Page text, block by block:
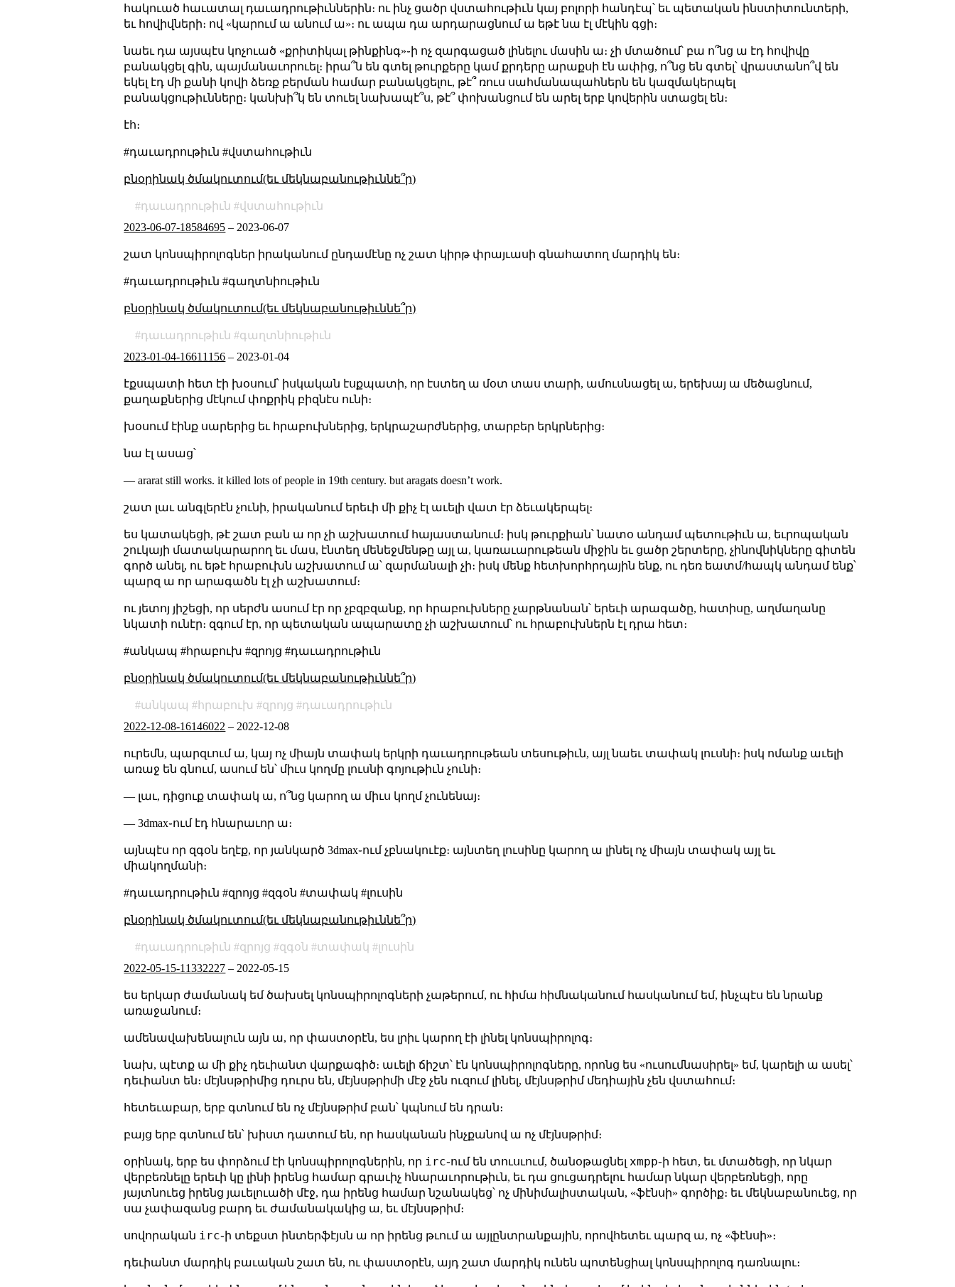
հակուած հաւատալ դաւադրութիւններին։ ու ինչ ցածր վստահութիւն կայ բոլորի հանդէպ՝ եւ պետական ինստիտունտերի,
եւ հովիվների։ ով «կարում ա անում ա»։ ու ապա դա արդարացնում ա եթէ նա էլ մէկին գցի։
նաեւ դա այսպէս կոչուած «քրիտիկալ թինքինգ»֊ի ոչ զարգացած լինելու մասին ա։ չի մտածում՝ բա ո՞նց ա էդ հովիվը
բանակցել գին, պայմանաւորուել։ իրա՞ն են գտել թուրքերը կամ քրդերը արաքսի էն ափից, ո՞նց են գտել՝ վրաստանո՞վ են
եկել էդ մի քանի կովի ձեռք բերման համար բանակցելու, թէ՞ ռուս սահմանապահներն են կազմակերպել
բանակցութիւնները։ կանխի՞կ են տուել նախապէ՞ս, թէ՞ փոխանցում են արել երբ կովերին ստացել են։
էհ։
#դաւադրութիւն #վստահութիւն
բնօրինակ ծմակուտում(եւ մեկնաբանութիւննե՞ր)
դաւադրութիւն
վստահութիւն
2023-06-07-18584695 – 2023-06-07
շատ կոնսպիրոլոգներ իրականում ընդամէնը ոչ շատ կիրթ փրայւասի գնահատող մարդիկ են։
#դաւադրութիւն #գաղտնիութիւն
բնօրինակ ծմակուտում(եւ մեկնաբանութիւննե՞ր)
դաւադրութիւն
գաղտնիութիւն
2023-01-04-16611156 – 2023-01-04
էքսպատի հետ էի խօսում՝ իսկական էսքպատի, որ էստեղ ա մօտ տաս տարի, ամուսնացել ա, երեխայ ա մեծացնում,
քաղաքներից մէկում փոքրիկ բիզնէս ունի։
խօսում էինք սարերից եւ հրաբուխներից, երկրաշարժներից, տարբեր երկրներից։
նա էլ ասաց՝
— ararat still works. it killed lots of people in 19th century. but aragats doesn’t work.
շատ լաւ անգլերէն չունի, իրականում երեւի մի քիչ էլ աւելի վատ էր ձեւակերպել։
ես կատակեցի, թէ շատ բան ա որ չի աշխատում հայաստանում։ իսկ թուրքիան՝ նատօ անդամ պետութիւն ա, եւրոպական
շուկայի մատակարարող եւ մաս, էնտեղ մենեջմենթը այլ ա, կառաւարութեան միջին եւ ցածր շերտերը, չինովնիկները գիտեն
գործ անել, ու եթէ հրաբուխն աշխատում ա՝ զարմանալի չի։ իսկ մենք հետխորհրդային ենք, ու դեռ եատմ/հապկ անդամ ենք՝
պարզ ա որ արագածն էլ չի աշխատում։
ու յետոյ յիշեցի, որ սերժն ասում էր որ չբզբզանք, որ հրաբուխները չարթնանան՝ երեւի արագածը, հատիսը, աղմաղանը
նկատի ունէր։ զգում էր, որ պետական ապարատը չի աշխատում՝ ու հրաբուխներն էլ դրա հետ։
#անկապ #հրաբուխ #զրոյց #դաւադրութիւն
բնօրինակ ծմակուտում(եւ մեկնաբանութիւննե՞ր)
անկապ հրաբուխ զրոյց
դաւադրութիւն
2022-12-08-16146022 – 2022-12-08
ուրեմն, պարզւում ա, կայ ոչ միայն տափակ երկրի դաւադրութեան տեսութիւն, այլ նաեւ տափակ լուսնի։ իսկ ոմանք աւելի
առաջ են գնում, ասում են՝ միւս կողմը լուսնի գոյութիւն չունի։
— լաւ, դիցուք տափակ ա, ո՞նց կարող ա միւս կողմ չունենայ։
— 3dmax֊ում էդ հնարաւոր ա։
այնպէս որ զգօն եղէք, որ յանկարծ 3dmax֊ում չբնակուէք։ այնտեղ լուսինը կարող ա լինել ոչ միայն տափակ այլ եւ
միակողմանի։
#դաւադրութիւն #զրոյց #զգօն #տափակ #լուսին
բնօրինակ ծմակուտում(եւ մեկնաբանութիւննե՞ր)
դաւադրութիւն զրոյց զգօն տափակ
լուսին
2022-05-15-11332227 – 2022-05-15
ես երկար ժամանակ եմ ծախսել կոնսպիրոլոգների չաթերում, ու հիմա հիմնականում հասկանում եմ, ինչպէս են նրանք
առաջանում։
ամենավախենալուն այն ա, որ փաստօրէն, ես լրիւ կարող էի լինել կոնսպիրոլոգ։
նախ, պէտք ա մի քիչ դեւիանտ վարքագիծ։ աւելի ճիշտ՝ էն կոնսպիրոլոգները, որոնց ես «ուսումնասիրել» եմ, կարելի ա ասել՝
դեւիանտ են։ մէյնսթրիմից դուրս են, մէյնսթրիմի մէջ չեն ուզում լինել, մէյնսթրիմ մեդիային չեն վստահում։
հետեւաբար, երբ գտնում են ոչ մէյնսթրիմ բան՝ կպնում են դրան։
բայց երբ գտնում են՝ խիստ դատում են, որ հասկանան ինչքանով ա ոչ մէյնսթրիմ։
օրինակ, երբ ես փորձում էի կոնսպիրոլոգներին, որ irc֊ում են տուսւում, ծանօթացնել xmpp֊ի հետ, եւ մտածեցի, որ նկար
վերբեռնելը երեւի կը լինի իրենց համար գրաւիչ հնարաւորութիւն, եւ դա ցուցադրելու համար նկար վերբեռնեցի, որը
յայտնուեց իրենց յաւելուածի մէջ, դա իրենց համար նշանակեց՝ ոչ մինիմալիստական, «ֆէնսի» գործիք։ եւ մեկնաբանուեց, որ
սա չափազանց բարդ եւ ժամանակակից ա, եւ մէյնսթրիմ։
սովորական irc֊ի տեքստ ինտերֆէյսն ա որ իրենց թւում ա այլընտրանքային, որովհետեւ պարզ ա, ոչ «ֆէնսի»։
դեւիանտ մարդիկ բաւական շատ են, ու փաստօրէն, այդ շատ մարդիկ ունեն պոտենցիալ կոնսպիրոլոգ դառնալու։